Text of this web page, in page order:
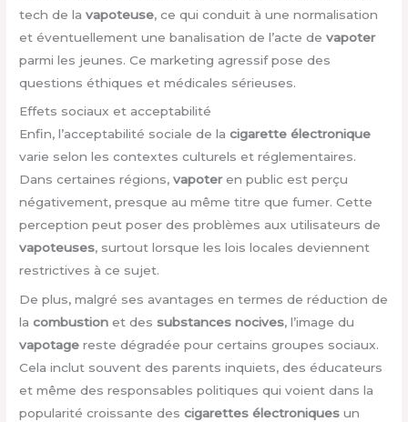
tech de lavapoteuse, ce qui conduit à une normalisation
et éventuellement une banalisation de l’acte devapoter
parmi les jeunes. Ce marketing agressif pose des
questions éthiques et médicales sérieuses.
Effets sociaux et acceptabilité
Enfin, l’acceptabilité sociale de lacigarette électronique
varie selon les contextes culturels et réglementaires.
Dans certaines régions,vapoteren public est perçu
négativement, presque au même titre que fumer. Cette
perception peut poser des problèmes aux utilisateurs de
vapoteuses, surtout lorsque les lois locales deviennent
restrictives à ce sujet.
De plus, malgré ses avantages en termes de réduction de
lacombustion et dessubstances nocives, l’image du
vapotage reste dégradée pour certains groupes sociaux.
Cela inclut souvent des parents inquiets, des éducateurs
et même des responsables politiques qui voient dans la
popularité croissante descigarettes électroniques un